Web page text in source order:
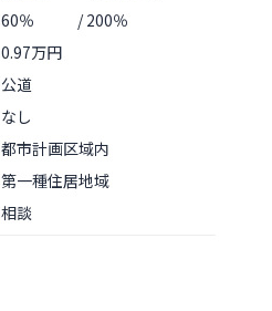
60％ / 200％
0.97万円
公道
なし
都市計画区域内
第一種住居地域
相談